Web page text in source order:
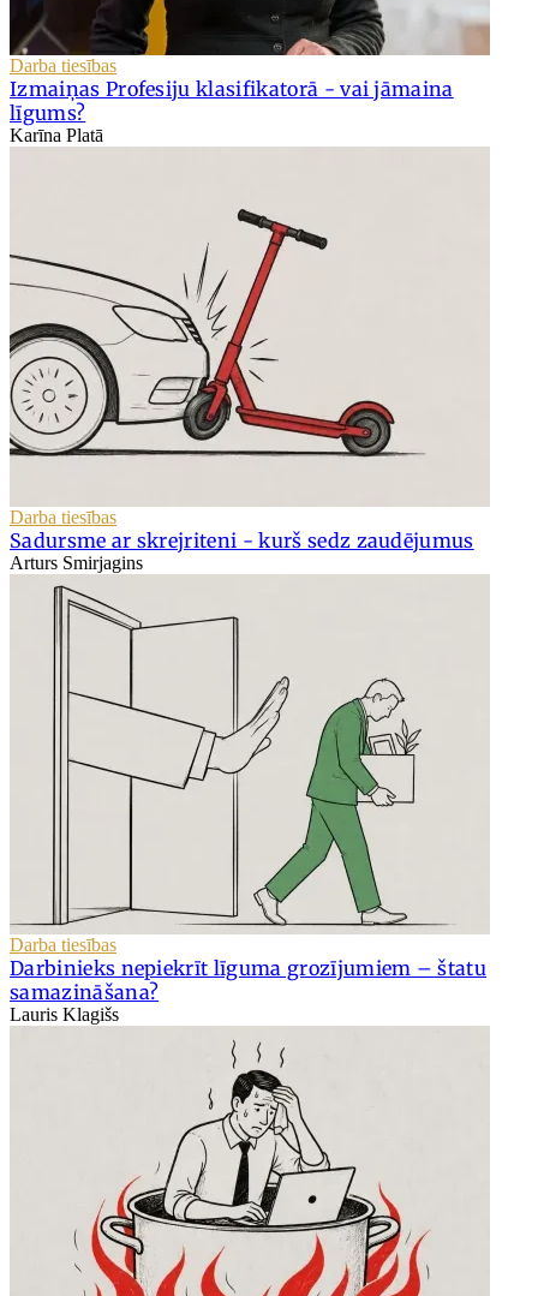
Darba tiesības
Izmaiņas Profesiju klasifikatorā - vai jāmaina
līgums?
Karīna Platā
Darba tiesības
Sadursme ar skrejriteni - kurš sedz zaudējumus
Arturs Smirjagins
Darba tiesības
Darbinieks nepiekrīt līguma grozījumiem – štatu
samazināšana?
Lauris Klagišs